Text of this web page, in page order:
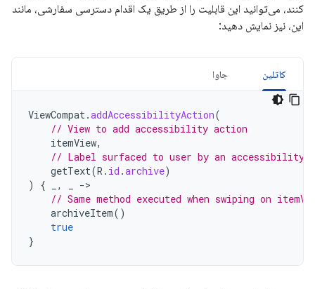
کنند، می‌توانید این قابلیت را از طریق یک اقدام دسترسی سفارشی، مانند
این، نیز نمایش دهید:
کاتلین جاوا
ViewCompat.addAccessibilityAction(
// View to add accessibility action
itemView,
// Label surfaced to user by an accessibility
getText(R . id .archive)
)
{ ,
->
// Same method executed when swiping on
archiveItem()
true
}